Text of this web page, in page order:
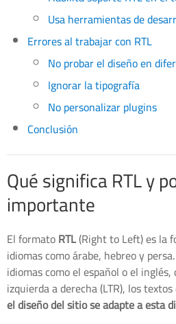
Usa herramientas de
Errores al trabajar con RTL
No probar el diseño en
Ignorar la tipografía
No personalizar plugins
Conclusión
Qué significa RTL y
importante
El formatoRTL(Right to Left) es la
idiomas como árabe, hebreo y
idiomas como el español o el
izquierda a derecha (LTR), los
el diseño del sitio se adapte a esta